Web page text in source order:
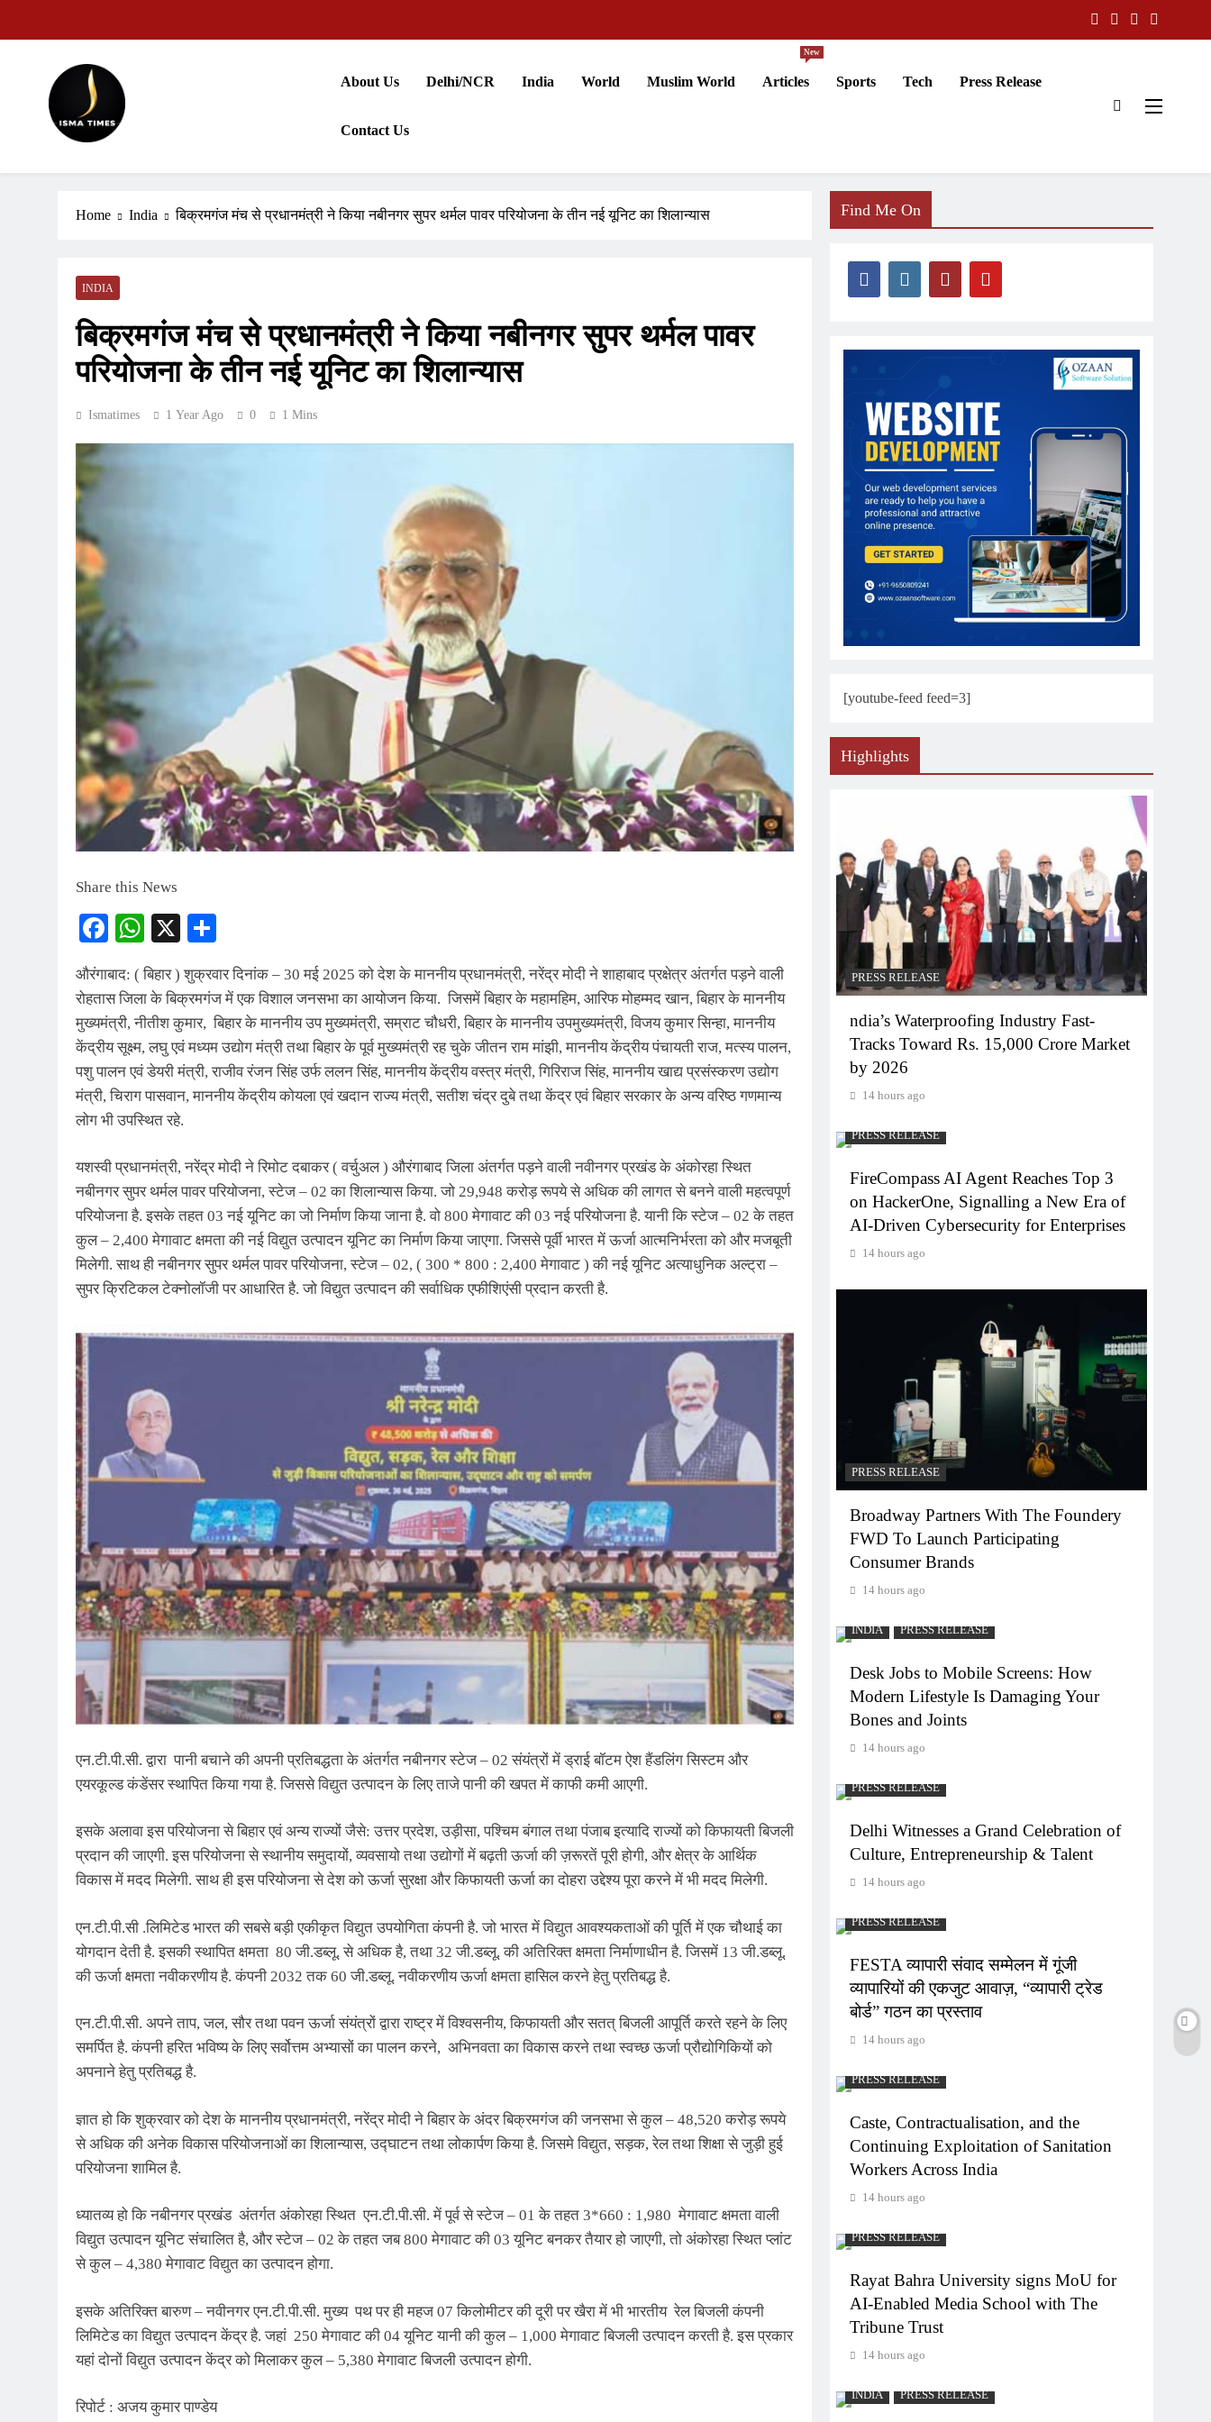
ISMA TIMES NEWS
About Us Delhi/NCR India World Muslim World Articles
New
Sports Tech Press Release
Contact Us
Home India बिक्रमगंज मंच से प्रधानमंत्री ने किया नबीनगर सुपर थर्मल पावर परियोजना के तीन नई यूनिट का शिलान्यास
INDIA
बिक्रमगंज मंच से प्रधानमंत्री ने किया नबीनगर सुपर थर्मल पावर
परियोजना के तीन नई यूनिट का शिलान्यास
Ismatimes 1 Year Ago 0 1 Mins
Share this News
Facebook
WhatsApp
X
औरंगाबाद: ( बिहार ) शुक्रवार दिनांक – 30 मई 2025 को देश के माननीय प्रधानमंत्री, नरेंद्र मोदी ने शाहाबाद प्रक्षेत्र अंतर्गत पड़ने वाली
रोहतास जिला के बिक्रमगंज में एक विशाल जनसभा का आयोजन किया. जिसमें बिहार के महामहिम, आरिफ मोहम्मद खान, बिहार के माननीय
मुख्यमंत्री, नीतीश कुमार, बिहार के माननीय उप मुख्यमंत्री, सम्राट चौधरी, बिहार के माननीय उपमुख्यमंत्री, विजय कुमार सिन्हा, माननीय
केंद्रीय सूक्ष्म, लघु एवं मध्यम उद्योग मंत्री तथा बिहार के पूर्व मुख्यमंत्री रह चुके जीतन राम मांझी, माननीय केंद्रीय पंचायती राज, मत्स्य पालन,
पशु पालन एवं डेयरी मंत्री, राजीव रंजन सिंह उर्फ ललन सिंह, माननीय केंद्रीय वस्त्र मंत्री, गिरिराज सिंह, माननीय खाद्य प्रसंस्करण उद्योग
मंत्री, चिराग पासवान, माननीय केंद्रीय कोयला एवं खदान राज्य मंत्री, सतीश चंद्र दुबे तथा केंद्र एवं बिहार सरकार के अन्य वरिष्ठ गणमान्य
लोग भी उपस्थित रहे.
यशस्वी प्रधानमंत्री, नरेंद्र मोदी ने रिमोट दबाकर ( वर्चुअल ) औरंगाबाद जिला अंतर्गत पड़ने वाली नवीनगर प्रखंड के अंकोरहा स्थित
नबीनगर सुपर थर्मल पावर परियोजना, स्टेज – 02 का शिलान्यास किया. जो 29,948 करोड़ रूपये से अधिक की लागत से बनने वाली महत्वपूर्ण
परियोजना है. इसके तहत 03 नई यूनिट का जो निर्माण किया जाना है. वो 800 मेगावाट की 03 नई परियोजना है. यानी कि स्टेज – 02 के तहत
कुल – 2,400 मेगावाट क्षमता की नई विद्युत उत्पादन यूनिट का निर्माण किया जाएगा. जिससे पूर्वी भारत में ऊर्जा आत्मनिर्भरता को और मजबूती
मिलेगी. साथ ही नबीनगर सुपर थर्मल पावर परियोजना, स्टेज – 02, ( 300 * 800 : 2,400 मेगावाट ) की नई यूनिट अत्याधुनिक अल्ट्रा –
सुपर क्रिटिकल टेक्नोलॉजी पर आधारित है. जो विद्युत उत्पादन की सर्वाधिक एफीशिएंसी प्रदान करती है.
एन.टी.पी.सी. द्वारा पानी बचाने की अपनी प्रतिबद्धता के अंतर्गत नबीनगर स्टेज – 02 संयंत्रों में ड्राई बॉटम ऐश हैंडलिंग सिस्टम और
एयरकूल्ड कंडेंसर स्थापित किया गया है. जिससे विद्युत उत्पादन के लिए ताजे पानी की खपत में काफी कमी आएगी.
इसके अलावा इस परियोजना से बिहार एवं अन्य राज्यों जैसे: उत्तर प्रदेश, उड़ीसा, पश्चिम बंगाल तथा पंजाब इत्यादि राज्यों को किफायती बिजली
प्रदान की जाएगी. इस परियोजना से स्थानीय समुदायों, व्यवसायो तथा उद्योगों में बढ़ती ऊर्जा की ज़रूरतें पूरी होगी, और क्षेत्र के आर्थिक
विकास में मदद मिलेगी. साथ ही इस परियोजना से देश को ऊर्जा सुरक्षा और किफायती ऊर्जा का दोहरा उद्देश्य पूरा करने में भी मदद मिलेगी.
एन.टी.पी.सी .लिमिटेड भारत की सबसे बड़ी एकीकृत विद्युत उपयोगिता कंपनी है. जो भारत में विद्युत आवश्यकताओं की पूर्ति में एक चौथाई का
योगदान देती है. इसकी स्थापित क्षमता 80 जी.डब्लू. से अधिक है, तथा 32 जी.डब्लू. की अतिरिक्त क्षमता निर्माणाधीन है. जिसमें 13 जी.डब्लू.
की ऊर्जा क्षमता नवीकरणीय है. कंपनी 2032 तक 60 जी.डब्लू. नवीकरणीय ऊर्जा क्षमता हासिल करने हेतु प्रतिबद्ध है.
एन.टी.पी.सी. अपने ताप, जल, सौर तथा पवन ऊर्जा संयंत्रों द्वारा राष्ट्र में विश्वसनीय, किफायती और सतत् बिजली आपूर्ति करते रहने के लिए
समर्पित है. कंपनी हरित भविष्य के लिए सर्वोत्तम अभ्यासों का पालन करने, अभिनवता का विकास करने तथा स्वच्छ ऊर्जा प्रौद्योगिकियों को
अपनाने हेतु प्रतिबद्ध है.
ज्ञात हो कि शुक्रवार को देश के माननीय प्रधानमंत्री, नरेंद्र मोदी ने बिहार के अंदर बिक्रमगंज की जनसभा से कुल – 48,520 करोड़ रूपये
से अधिक की अनेक विकास परियोजनाओं का शिलान्यास, उद्घाटन तथा लोकार्पण किया है. जिसमे विद्युत, सड़क, रेल तथा शिक्षा से जुड़ी हुई
परियोजना शामिल है.
ध्यातव्य हो कि नबीनगर प्रखंड अंतर्गत अंकोरहा स्थित एन.टी.पी.सी. में पूर्व से स्टेज – 01 के तहत 3*660 : 1,980 मेगावाट क्षमता वाली
विद्युत उत्पादन यूनिट संचालित है, और स्टेज – 02 के तहत जब 800 मेगावाट की 03 यूनिट बनकर तैयार हो जाएगी, तो अंकोरहा स्थित प्लांट
से कुल – 4,380 मेगावाट विद्युत का उत्पादन होगा.
इसके अतिरिक्त बारुण – नवीनगर एन.टी.पी.सी. मुख्य पथ पर ही महज 07 किलोमीटर की दूरी पर खैरा में भी भारतीय रेल बिजली कंपनी
लिमिटेड का विद्युत उत्पादन केंद्र है. जहां 250 मेगावाट की 04 यूनिट यानी की कुल – 1,000 मेगावाट बिजली उत्पादन करती है. इस प्रकार
यहां दोनों विद्युत उत्पादन केंद्र को मिलाकर कुल – 5,380 मेगावाट बिजली उत्पादन होगी.
रिपोर्ट : अजय कुमार पाण्डेय
Find Me On
[youtube-feed feed=3]
Highlights
PRESS RELEASE
ndia’s Waterproofing Industry Fast-
Tracks Toward Rs. 15,000 Crore Market
by 2026
14 hours ago
PRESS RELEASE
FireCompass AI Agent Reaches Top 3
on HackerOne, Signalling a New Era of
AI-Driven Cybersecurity for Enterprises
14 hours ago
PRESS RELEASE
Broadway Partners With The Foundery
FWD To Launch Participating
Consumer Brands
14 hours ago
INDIA PRESS RELEASE
Desk Jobs to Mobile Screens: How
Modern Lifestyle Is Damaging Your
Bones and Joints
14 hours ago
PRESS RELEASE
Delhi Witnesses a Grand Celebration of
Culture, Entrepreneurship & Talent
14 hours ago
PRESS RELEASE
FESTA व्यापारी संवाद सम्मेलन में गूंजी
व्यापारियों की एकजुट आवाज़, “व्यापारी ट्रेड
बोर्ड” गठन का प्रस्ताव
14 hours ago
PRESS RELEASE
Caste, Contractualisation, and the
Continuing Exploitation of Sanitation
Workers Across India
14 hours ago
PRESS RELEASE
Rayat Bahra University signs MoU for
AI-Enabled Media School with The
Tribune Trust
14 hours ago
INDIA PRESS RELEASE